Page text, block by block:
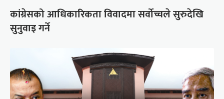
कांग्रेसको आधिकारिकता विवादमा सर्वोच्चले सुरुदेखि
सुनुवाइ गर्ने